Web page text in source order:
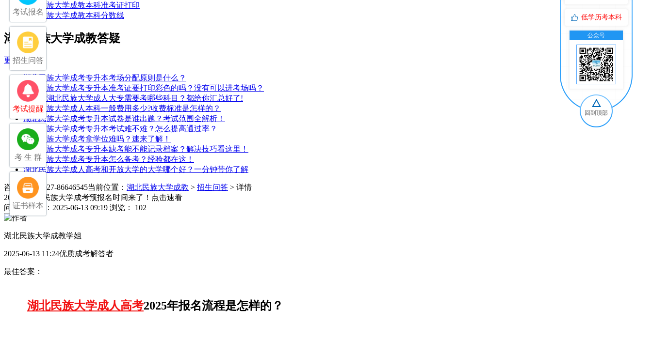
湖北民族大学成教本科准考证打印
湖北民族大学成教本科分数线
湖北民族大学成教答疑
更多>>
湖北民族大学成考专升本考场分配原则是什么？
湖北民族大学成考专升本准考证要打印彩色的吗？没有可以进考场吗？
中专考湖北民族大学成人大专需要考哪些科目？都给你汇总好了!
湖北民族大学成人本科一般费用多少?收费标准是怎样的？
湖北民族大学成考专升本试卷是谁出题？考试范围全解析！
湖北民族大学成考专升本考试难不难？怎么提高通过率？
湖北民族大学成考拿学位难吗？速来了解！
湖北民族大学成考专升本缺考能不能记录档案？解决技巧看这里！
湖北民族大学成考专升本怎么备考？经验都在这！
湖北民族大学成人高考和开放大学的大学哪个好？一分钟带你了解
咨询电话：027-86646545当前位置： 湖北民族大学成教 > 招生问答 > 详情
2025年湖北民族大学成考预报名时间来了！点击速看
问 发布日期：2025-06-13 09:19 浏览： 102
湖北民族大学成教学姐
2025-06-13 11:24优质成考解答者
最佳答案：
湖北民族大学成人高考2025年报名流程是怎样的？
考试报名
招生问答
考试提醒
考 生 群
证书样本
低学历考本科
公众号
回到顶部